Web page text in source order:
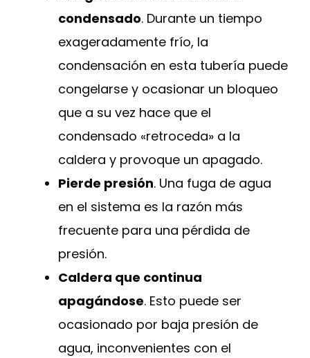
condensado. Durante un tiempo
exageradamente frío, la
condensación en esta tubería puede
congelarse y ocasionar un bloqueo
que a su vez hace que el
condensado «retroceda» a la
caldera y provoque un apagado.
Pierde presión. Una fuga de agua
en el sistema es la razón más
frecuente para una pérdida de
presión.
Caldera que continua
apagándose. Esto puede ser
ocasionado por baja presión de
agua, inconvenientes con el